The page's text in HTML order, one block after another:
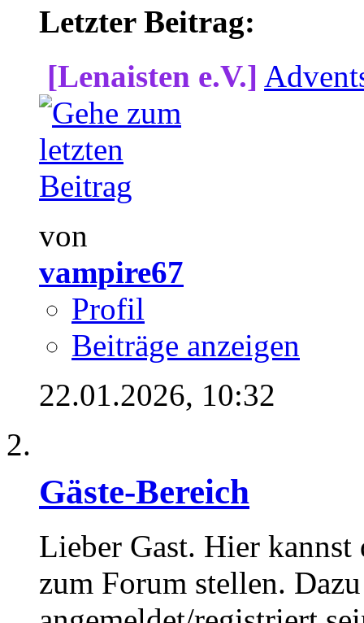
Letzter Beitrag:
[Lenaisten e.V.]
von
vampire67
Profil
Beiträge anzeigen
22.01.2026, 10:32
Gäste-Bereich
Lieber Gast. Hier kannst
zum Forum stellen.